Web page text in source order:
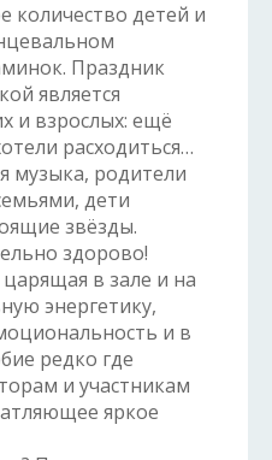
количество детей и
Праздник
является
и взрослых: ещё
расходиться…
музыка, родители
дети
звёзды.
здорово!
в зале и на
энергетику,
и в
редко где
и участникам
яркое